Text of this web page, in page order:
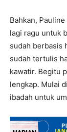
Bahkan,
lagi ragu untuk
sudah berbasis
sudah tertulis
kawatir. Begitu
lengkap. Mulai
ibadah untuk